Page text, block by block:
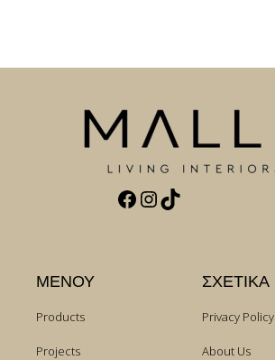
Facebook
Instagram
TikTok
ΜΕΝΟΥ
Products
Projects
ΣΧΕΤΙΚΑ
Privacy Policy
About Us